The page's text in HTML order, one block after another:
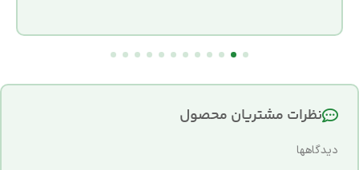
نظرات مشتریان محصول
دیدگاهها